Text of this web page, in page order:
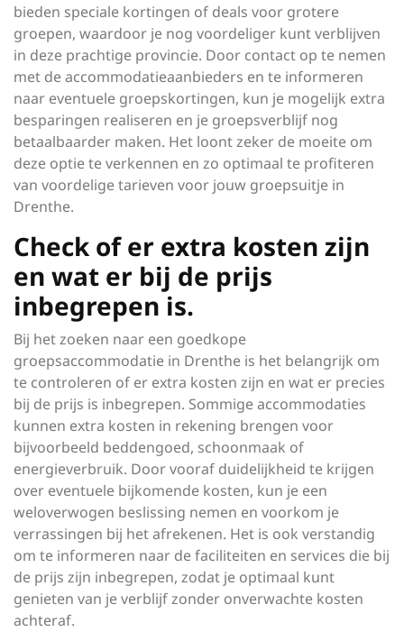
bieden speciale kortingen of deals voor grotere
groepen, waardoor je nog voordeliger kunt verblijven
in deze prachtige provincie. Door contact op te nemen
met de accommodatieaanbieders en te informeren
naar eventuele groepskortingen, kun je mogelijk extra
besparingen realiseren en je groepsverblijf nog
betaalbaarder maken. Het loont zeker de moeite om
deze optie te verkennen en zo optimaal te profiteren
van voordelige tarieven voor jouw groepsuitje in
Drenthe.
Check of er extra kosten zijn
en wat er bij de prijs
inbegrepen is.
Bij het zoeken naar een goedkope
groepsaccommodatie in Drenthe is het belangrijk om
te controleren of er extra kosten zijn en wat er precies
bij de prijs is inbegrepen. Sommige accommodaties
kunnen extra kosten in rekening brengen voor
bijvoorbeeld beddengoed, schoonmaak of
energieverbruik. Door vooraf duidelijkheid te krijgen
over eventuele bijkomende kosten, kun je een
weloverwogen beslissing nemen en voorkom je
verrassingen bij het afrekenen. Het is ook verstandig
om te informeren naar de faciliteiten en services die bij
de prijs zijn inbegrepen, zodat je optimaal kunt
genieten van je verblijf zonder onverwachte kosten
achteraf.